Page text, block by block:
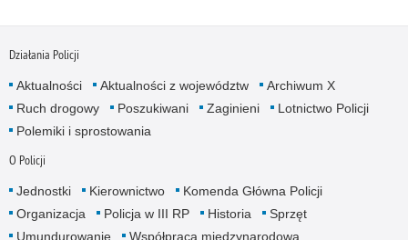
Działania Policji
Aktualności Aktualności z województw
Archiwum X
Ruch drogowy
Poszukiwani Zaginieni
Lotnictwo Policji
Polemiki i sprostowania
O Policji
Jednostki Kierownictwo
Komenda Główna Policji
Organizacja
Policja w III RP Historia
Sprzęt
Umundurowanie
Współpraca międzynarodowa